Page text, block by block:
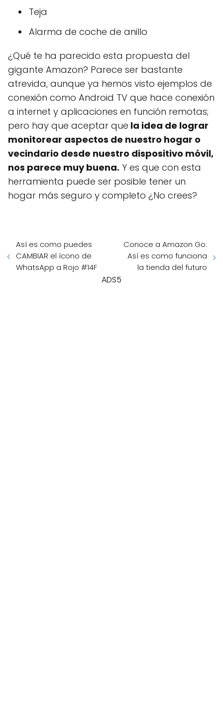
Teja
Alarma de coche de anillo
¿Qué te ha parecido esta propuesta del
gigante Amazon? Parece ser bastante
atrevida, aunque ya hemos visto ejemplos de
conexión como Android TV que hace conexión
a internet y aplicaciones en función remotas;
pero hay que aceptar que la idea de lograr
monitorear aspectos de nuestro hogar o
vecindario desde nuestro dispositivo móvil,
nos parece muy buena. Y es que con esta
herramienta puede ser posible tener un
hogar más seguro y completo ¿No crees?
Así es como puedes
CAMBIAR el ícono de
WhatsApp a Rojo #14F
Conoce a Amazon Go:
Así es como funciona
la tienda del futuro
ADS5